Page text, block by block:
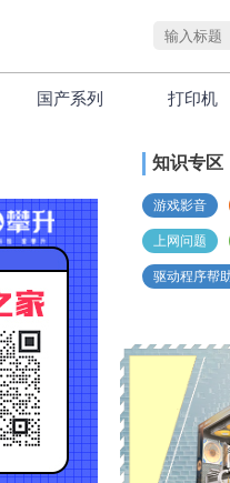
国产系列 打印机
知识专区
游戏影音
上网问题
驱动程序帮